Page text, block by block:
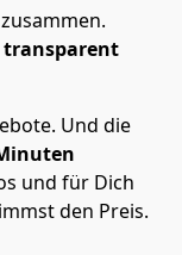
transparent
Und die
und für Dich
den Preis.